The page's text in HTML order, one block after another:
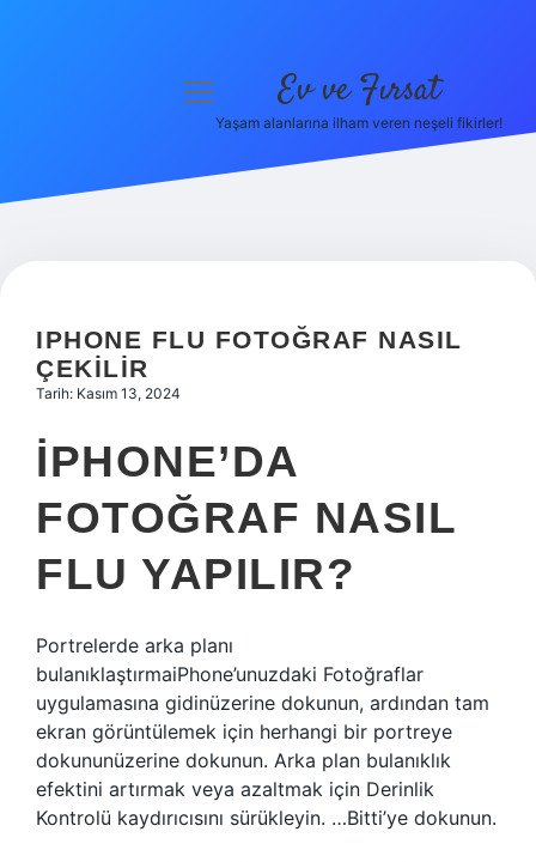
Hakkımızda
menüyü
Ev ve Fırsat
Yaşam alanlarına ilham veren neşeli fikirler!
IPHONE FLU FOTOĞRAF NASIL
ÇEKILIR
Tarih: Kasım 13, 2024
IPHONE’DA
FOTOĞRAF NASIL
FLU YAPILIR?
Portrelerde arka planı
bulanıklaştırmaiPhone’unuzdaki Fotoğraflar
uygulamasına gidinüzerine dokunun, ardından tam
ekran görüntülemek için herhangi bir portreye
dokununüzerine dokunun. Arka plan bulanıklık
efektini artırmak veya azaltmak için Derinlik
Kontrolü kaydırıcısını sürükleyin. …Bitti’ye dokunun.